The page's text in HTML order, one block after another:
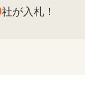
社が入札！